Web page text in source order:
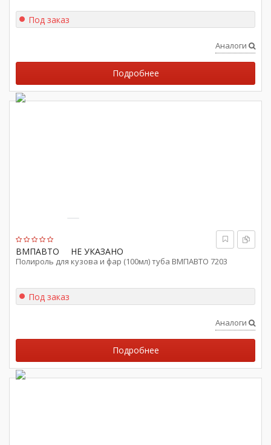
Под заказ
Аналоги
Подробнее
ВМПАВТО НЕ УКАЗАНО
Полироль для кузова и фар (100мл) туба ВМПАВТО 7203
Под заказ
Аналоги
Подробнее